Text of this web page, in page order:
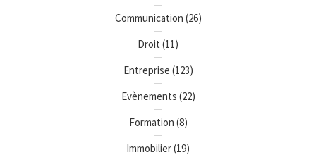
Communication (26)
Droit (11)
Entreprise (123)
Evènements (22)
Formation (8)
Immobilier(19)